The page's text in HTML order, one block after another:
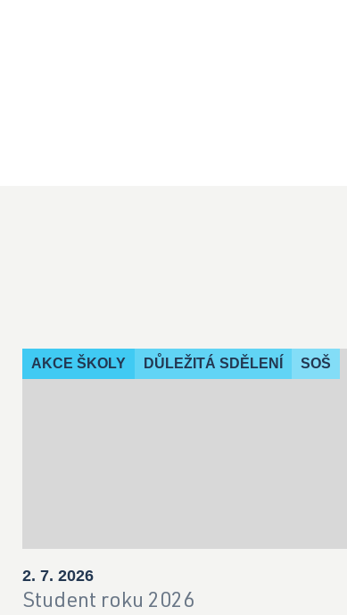
AKCE ŠKOLY DŮLEŽITÁ SDĚLENÍ SOŠ
2. 7. 2026
Student roku 2026